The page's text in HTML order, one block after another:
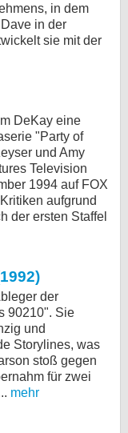
in dem
in der
sie mit der
DeKay eine
"Party of
und Amy
Television
1994 auf FOX
aufgrund
der ersten Staffel
der
90210". Sie
und
Storylines, was
stoß gegen
für zwei
mehr